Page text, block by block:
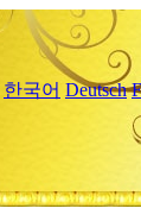
한국어 Deutsch